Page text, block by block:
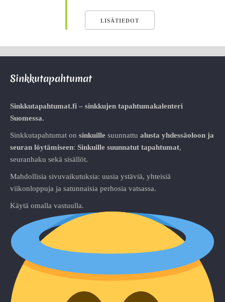
LISÄTIEDOT
Sinkkutapahtumat
Sinkkutapahtumat.fi – sinkkujen tapahtumakalenteri
Suomessa.
Sinkkutapahtumat on sinkuille suunnattu alusta yhdessäoloon ja
seuran löytämiseen: Sinkuille suunnatut tapahtumat,
seuranhaku sekä sisällöt.
Mahdollisia sivuvaikutuksia: uusia ystäviä, yhteisiä
viikonloppuja ja satunnaisia perhosia vatsassa.
Käytä omalla vastuulla.